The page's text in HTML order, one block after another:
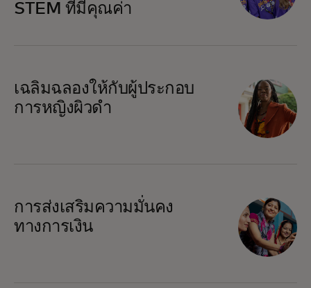
STEM ที่มีคุณค่า
เฉลิมฉลองให้กับผู้ประกอบ
การหญิงผิวดำ
opens in a new tab
การส่งเสริมความมั่นคง
ทางการเงิน
opens in a new tab